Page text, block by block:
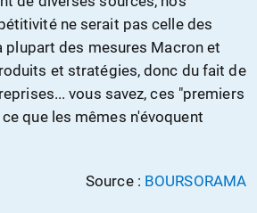
ne serait pas celle des
plupart des mesures Macron et
et stratégies, donc du fait de
vous savez, ces "premiers
que les mêmes n'évoquent
Source : BOURSORAMA